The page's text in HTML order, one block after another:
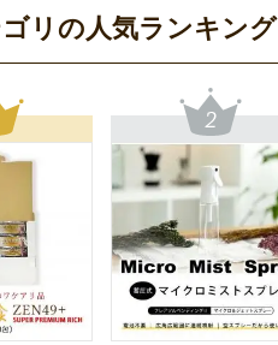
リの人気ランキング